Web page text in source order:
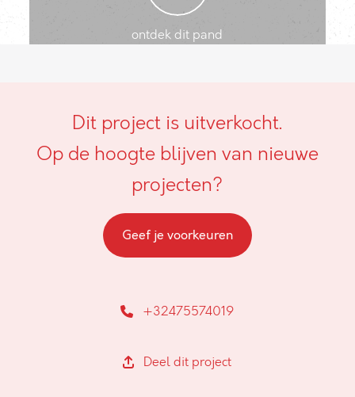
ontdek dit pand
Dit project is uitverkocht.
Op de hoogte blijven van nieuwe
projecten?
Geef je voorkeuren
+32475574019
Deel dit project